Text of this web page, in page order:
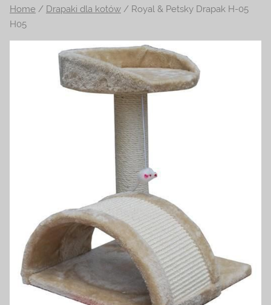
na
temat
terrarystyki
Zapraszamy!
Home / Drapaki dla kotów / Royal & Petsky Drapak H-05
H05